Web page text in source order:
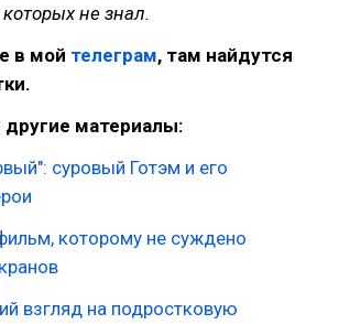
не знал.
в мой телеграм, там найдутся
другие материалы:
суровый Готэм и его
которому не суждено
взгляд на подростковую